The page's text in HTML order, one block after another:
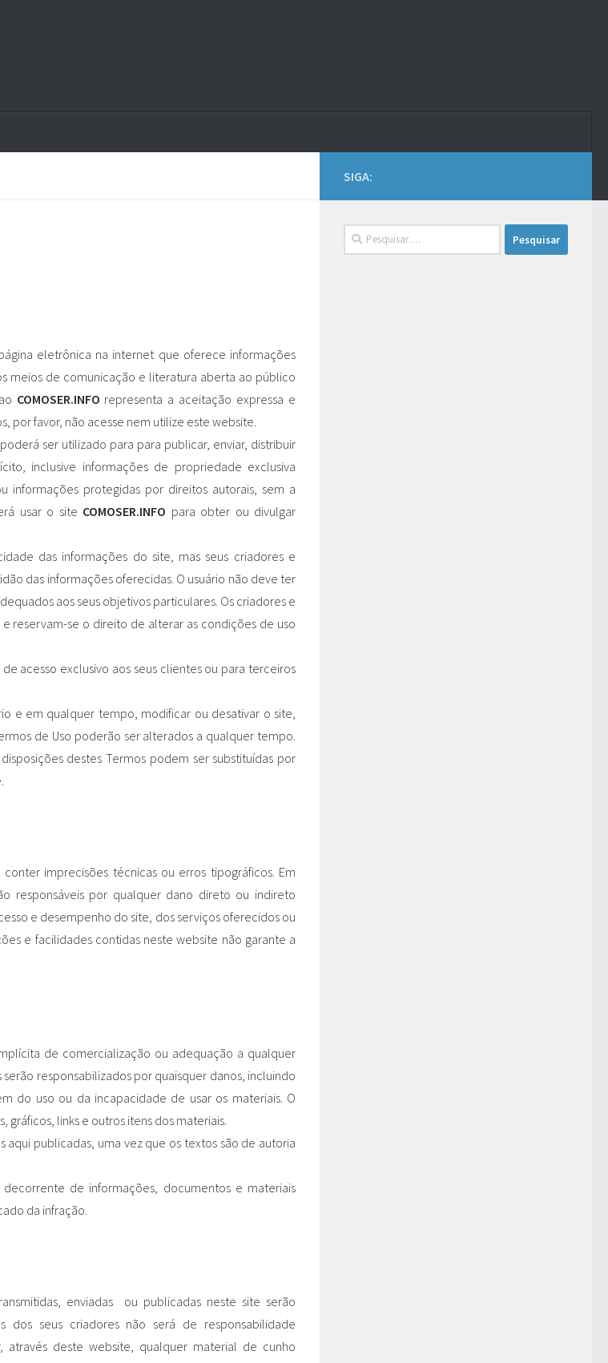
eletrônica na internet que oferece informações
meios de comunicação e literatura aberta ao público
COMOSER.INFO representa a aceitação expressa e
por favor, não acesse nem utilize este website.
ser utilizado para para publicar, enviar, distribuir
inclusive informações de propriedade exclusiva
informações protegidas por direitos autorais, sem a
usar o site COMOSER.INFO para obter ou divulgar
das informações do site, mas seus criadores e
das informações oferecidas. O usuário não deve ter
aos seus objetivos particulares. Os criadores e
reservam-se o direito de alterar as condições de uso
acesso exclusivo aos seus clientes ou para terceiros
e em qualquer tempo, modificar ou desativar o site,
de Uso poderão ser alterados a qualquer tempo.
destes Termos podem ser substituídas por
imprecisões técnicas ou erros tipográficos. Em
responsáveis por qualquer dano direto ou indireto
e desempenho do site, dos serviços oferecidos ou
e facilidades contidas neste website não garante a
de comercialização ou adequação a qualquer
responsabilizados por quaisquer danos, incluindo
do uso ou da incapacidade de usar os materiais. O
links e outros itens dos materiais.
publicadas, uma vez que os textos são de autoria
de informações, documentos e materiais
da infração.
enviadas ou publicadas neste site serão
dos seus criadores não será de responsabilidade
deste website, qualquer material de cunho
SIGA:
Pesquisar
por: